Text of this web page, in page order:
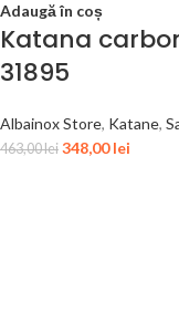
Adaugă în coș
Katana
31895
Albainox Store, Katane,
463,00lei 348,00lei